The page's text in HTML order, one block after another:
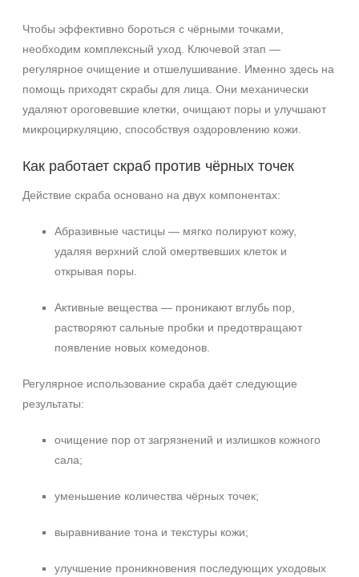
Чтобы эффективно бороться с чёрными точками,
необходим комплексный уход. Ключевой этап —
регулярное очищение и отшелушивание. Именно здесь на
помощь приходят скрабы для лица. Они механически
удаляют ороговевшие клетки, очищают поры и улучшают
микроциркуляцию, способствуя оздоровлению кожи.
Как работает скраб против чёрных точек
Действие скраба основано на двух компонентах:
Абразивные частицы — мягко полируют кожу,
удаляя верхний слой омертвевших клеток и
открывая поры.
Активные вещества — проникают вглубь пор,
растворяют сальные пробки и предотвращают
появление новых комедонов.
Регулярное использование скраба даёт следующие
результаты:
очищение пор от загрязнений и излишков кожного
сала;
уменьшение количества чёрных точек;
выравнивание тона и текстуры кожи;
улучшение проникновения последующих уходовых